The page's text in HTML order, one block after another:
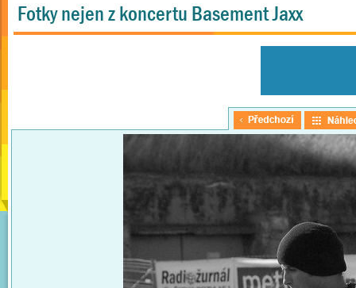
Fotky nejen z koncertu Basement Jaxx